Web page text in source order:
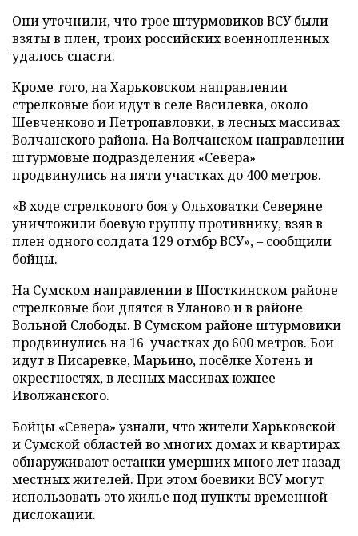
Они уточнили, что трое штурмовиков ВСУ были
взяты в плен, троих российских военнопленных
удалось спасти.
Кроме того, на Харьковском направлении
стрелковые бои идут в селе Василевка, около
Шевченково и Петропавловки, в лесных массивах
Волчанского района. На Волчанском направлении
штурмовые подразделения «Севера»
продвинулись на пяти участках до 400 метров.
«В ходе стрелкового боя у Ольховатки Северяне
уничтожили боевую группу противнику, взяв в
плен одного солдата 129 отмбр ВСУ», – сообщили
бойцы.
На Сумском направлении в Шосткинском районе
стрелковые бои длятся в Уланово и в районе
Вольной Слободы. В Сумском районе штурмовики
продвинулись на 16 участках до 600 метров. Бои
идут в Писаревке, Марьино, посёлке Хотень и
окрестностях, в лесных массивах южнее
Иволжанского.
Бойцы «Севера» узнали, что жители Харьковской
и Сумской областей во многих домах и квартирах
обнаруживают останки умерших много лет назад
местных жителей. При этом боевики ВСУ могут
использовать это жилье под пункты временной
дислокации.